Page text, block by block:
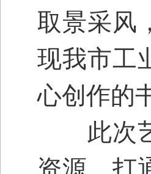
取景采风
现我市工
心创作的
此次艺